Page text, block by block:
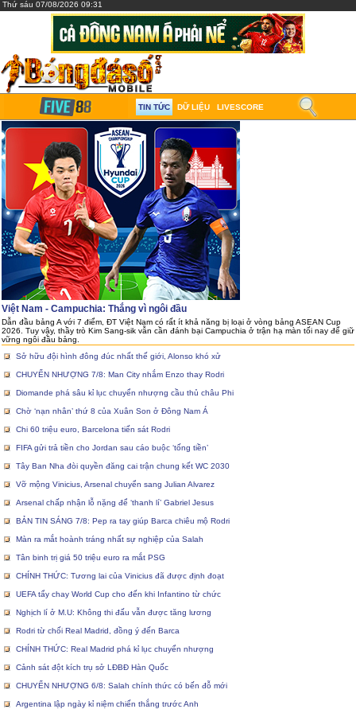
Thứ sáu 07/08/2026 09:31
TIN TỨC DỮ LIỆU LIVESCORE
Việt Nam - Campuchia: Thắng vì ngôi đầu
Dẫn đầu bảng A với 7 điểm, ĐT Việt Nam có rất ít khả năng bị loại ở vòng bảng ASEAN Cup
2026. Tuy vậy, thầy trò Kim Sang-sik vẫn cần đánh bại Campuchia ở trận hạ màn tối nay để giữ
vững ngôi đầu bảng.
Sở hữu đội hình đông đúc nhất thế giới, Alonso khó xử
CHUYỂN NHƯỢNG 7/8: Man City nhắm Enzo thay Rodri
Diomande phá sâu kỉ lục chuyển nhượng cầu thủ châu Phi
Chờ ‘nạn nhân’ thứ 8 của Xuân Son ở Đông Nam Á
Chi 60 triệu euro, Barcelona tiến sát Rodri
FIFA gửi trả tiền cho Jordan sau cáo buộc ‘tống tiền’
Tây Ban Nha đòi quyền đăng cai trận chung kết WC 2030
Vỡ mộng Vinicius, Arsenal chuyển sang Julian Alvarez
Arsenal chấp nhận lỗ nặng để ‘thanh lí’ Gabriel Jesus
BẢN TIN SÁNG 7/8: Pep ra tay giúp Barca chiêu mộ Rodri
Màn ra mắt hoành tráng nhất sự nghiệp của Salah
Tân binh trị giá 50 triệu euro ra mắt PSG
CHÍNH THỨC: Tương lai của Vinicius đã được định đoạt
UEFA tẩy chay World Cup cho đến khi Infantino từ chức
Nghịch lí ở M.U: Không thi đấu vẫn được tăng lương
Rodri từ chối Real Madrid, đồng ý đến Barca
CHÍNH THỨC: Real Madrid phá kỉ lục chuyển nhượng
Cảnh sát đột kích trụ sở LĐBĐ Hàn Quốc
CHUYỂN NHƯỢNG 6/8: Salah chính thức có bến đỗ mới
Argentina lập ngày kỉ niệm chiến thắng trước Anh